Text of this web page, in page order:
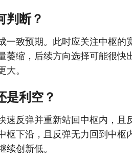
判断？
一致预期。此时应关注中枢的
萎缩，后续方向选择可能很快
。
是利空？
速反弹并重新站回中枢内，且
枢下沿，且反弹无力回到中枢
创新低。